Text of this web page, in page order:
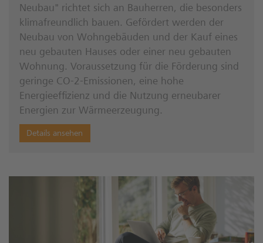
Neubau" richtet sich an Bauherren, die besonders
klimafreundlich bauen. Gefördert werden der
Neubau von Wohngebäuden und der Kauf eines
neu gebauten Hauses oder einer neu gebauten
Wohnung. Voraussetzung für die Förderung sind
geringe CO-2-Emissionen, eine hohe
Energieeffizienz und die Nutzung erneubarer
Energien zur Wärmeerzeugung.
Details ansehen